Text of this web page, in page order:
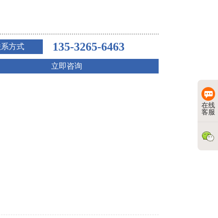
方式 135-3265-6463
立即咨询
在线
客服